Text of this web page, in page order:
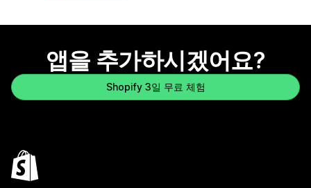
앱을 추가하시겠어요?
Shopify 3일 무료 체험